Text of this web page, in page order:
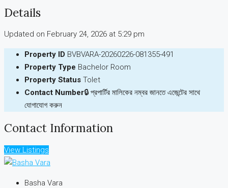
Details
Updated on February 24, 2026 at 5:29 pm
Property ID BVBVARA-20260226-081355-491
Property Type Bachelor Room
Property Status Tolet
Contact Number🔒 প্রপার্টির মালিকের নম্বর জানতে এজেন্টের সাথে
যোগাযোগ করুন
Contact Information
View Listings
Basha Vara